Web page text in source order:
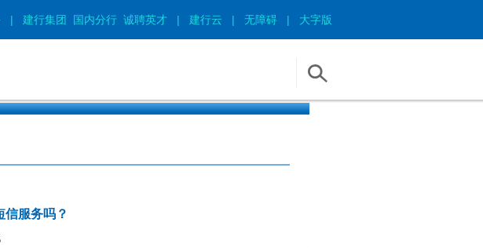
| 建行集团 国内分行 诚聘英才 | 建行云 | 无障碍 | 大字版
信服务吗？